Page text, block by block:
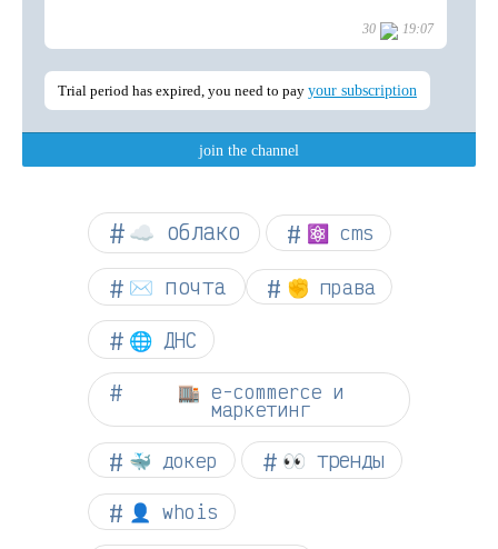
☁︎ облако ⚛ cms
✉️ почта ✊ права
🌐 ДНС
🏬 e-commerce и
маркетинг
🐳 докер 👀 тренды
👤 whois